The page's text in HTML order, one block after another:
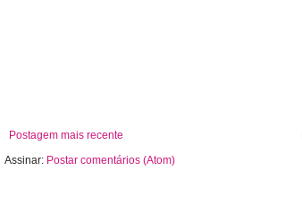
Postagem mais recente
Assinar: Postar comentários (Atom)